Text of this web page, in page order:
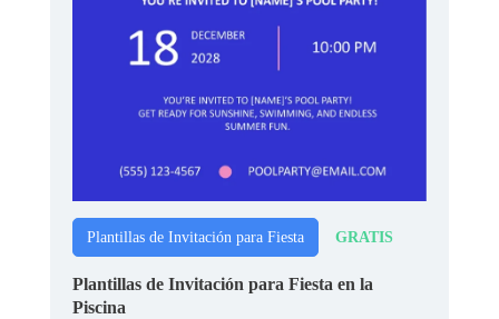
Plantillas de Invitación para Fiesta GRATIS
Plantillas de Invitación para Fiesta en la
Piscina